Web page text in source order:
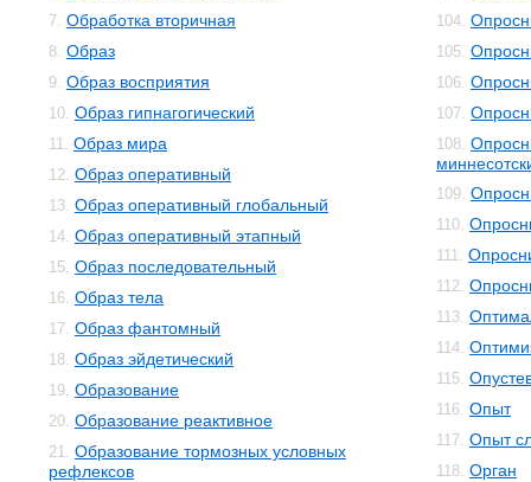
7. Обработка вторичная
8. Образ
9. Образ восприятия
10. Образ гипнагогический
11. Образ мира
12. Образ оперативный
13. Образ оперативный глобальный
14. Образ оперативный этапный
15. Образ последовательный
16. Образ тела
17. Образ фантомный
18. Образ эйдетический
19. Образование
20. Образование реактивное
21. Образование тормозных условных
рефлексов
104.
105.
106.
107.
108.
109.
110.
111.
112.
113.
114.
115.
116. Опыт
117. Опыт
118. Орган